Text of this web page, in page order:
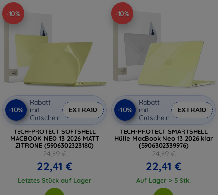
-10%
-10%
Rabatt
mit
Gutschein
EXTRA10
TECH-PROTECT SOFTSHELL
MACBOOK NEO 13 2026 MATT
ZITRONE (5906302323180)
24,89 €
22,41 €
Letztes Stück auf Lager
-10%
-10%
Rabatt
mit
Gutschein
EXTRA10
TECH-PROTECT SMARTSHELL
Hülle MacBook Neo 13 2026 klar
(5906302339976)
24,89 €
22,41 €
Auf Lager > 5 Stk.